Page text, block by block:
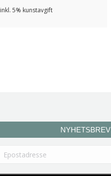
inkl. 5% kunstavgift
NYHETSBREV